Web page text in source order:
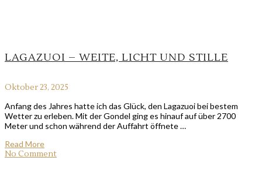
LAGAZUOI – WEITE, LICHT UND STILLE
Oktober 23, 2025
Anfang des Jahres hatte ich das Glück, den Lagazuoi bei bestem
Wetter zu erleben. Mit der Gondel ging es hinauf auf über 2700
Meter und schon während der Auffahrt öffnete …
Read More
No Comment